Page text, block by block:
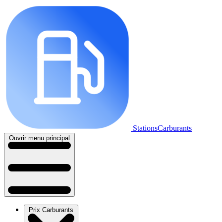
StationsCarburants
Ouvrir menu principal
Prix Carburants